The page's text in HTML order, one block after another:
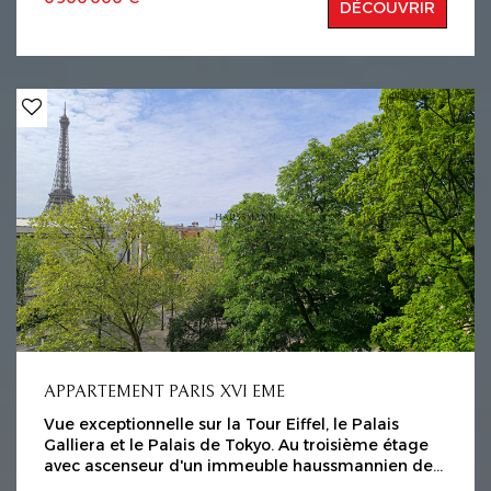
et jouissant d'une magnifique vue sur la Tour Eiffel,
une cuisine indépendante et équipée, cinq
chambres en suites comportant toutes leur propre
salle de bains et dressing. Une cave au sous-sol
complète ce bien rare.
DÉCOUVRIR
APPARTEMENT PARIS XVI EME
Vue exceptionnelle sur la Tour Eiffel, le Palais
Galliera et le Palais de Tokyo. Au troisième étage
avec ascenseur d'un immeuble haussmannien de